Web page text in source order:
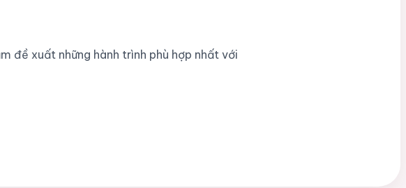
đề xuất những hành trình phù hợp nhất với